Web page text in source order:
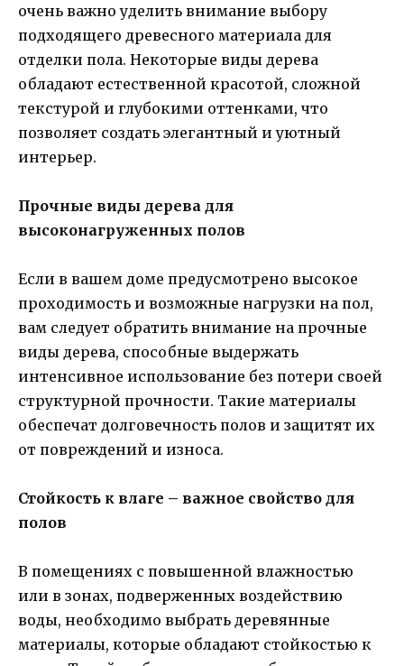
очень важно уделить внимание выбору
подходящего древесного материала для
отделки пола. Некоторые виды дерева
обладают естественной красотой, сложной
текстурой и глубокими оттенками, что
позволяет создать элегантный и уютный
интерьер.
Прочные виды дерева для
высоконагруженных полов
Если в вашем доме предусмотрено высокое
проходимость и возможные нагрузки на пол,
вам следует обратить внимание на прочные
виды дерева, способные выдержать
интенсивное использование без потери своей
структурной прочности. Такие материалы
обеспечат долговечность полов и защитят их
от повреждений и износа.
Стойкость к влаге – важное свойство для
полов
В помещениях с повышенной влажностью
или в зонах, подверженных воздействию
воды, необходимо выбрать деревянные
материалы, которые обладают стойкостью к